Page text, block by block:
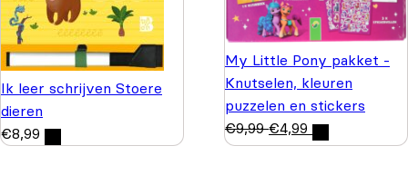
Ik leer schrijven Stoere
dieren
€8,99
My Little Pony pakket -
Knutselen, kleuren
puzzelen en stickers
€9,99 €4,99